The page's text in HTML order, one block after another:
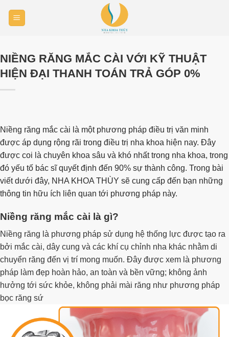
NIỀNG RĂNG MẮC CÀI VỚI KỸ THUẬT
HIỆN ĐẠI THANH TOÁN TRẢ GÓP 0%
Niềng răng mắc cài là một phương pháp điều trị văn minh
được áp dụng rộng rãi trong điều trị nha khoa hiện nay. Đây
được coi là chuyên khoa sâu và khó nhất trong nha khoa, trong
đó yếu tố bác sĩ quyết định đến 90% sự thành công. Trong bài
viết dưới đây, NHA KHOA THÙY sẽ cung cấp đến bạn những
thông tin hữu ích liên quan tới phương pháp này.
Niềng răng mắc cài là gì?
Niềng răng là phương pháp sử dụng hệ thống lực được tạo ra
bởi mắc cài, dây cung và các khí cụ chỉnh nha khác nhằm di
chuyển răng đến vị trí mong muốn. Đây được xem là phương
pháp làm đẹp hoàn hảo, an toàn và bền vững; không ảnh
hưởng tới sức khỏe, không phải mài răng như phương pháp
bọc răng sứ